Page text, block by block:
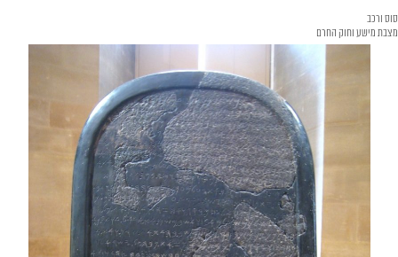
סוס ורכב
מצבת מישע וחוק החרם